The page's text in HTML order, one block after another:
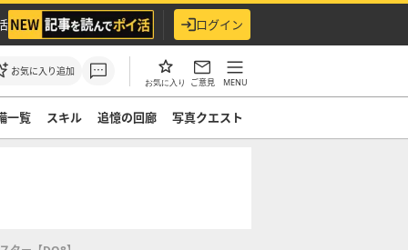
ログイン
お気に入り追加
お気に入り ご意見 MENU
一覧 スキル 追憶の回廊 写真クエスト